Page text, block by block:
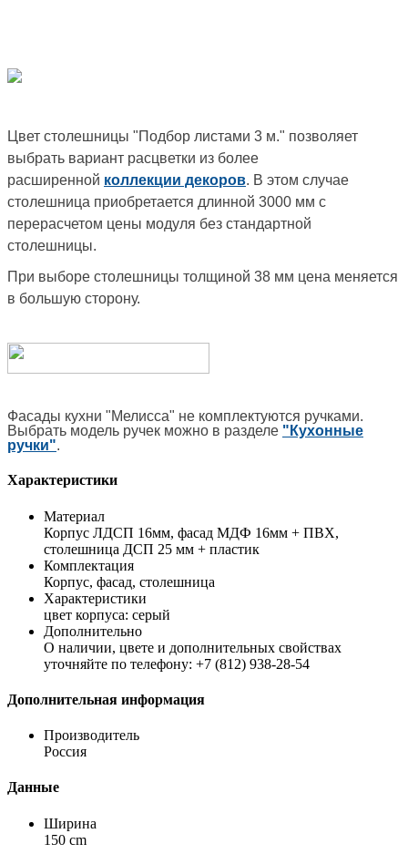
Цвет столешницы "Подбор листами 3 м." позволяет
выбрать вариант расцветки из более
расширенной коллекции декоров. В этом случае
столешница приобретается длинной 3000 мм с
перерасчетом цены модуля без стандартной
столешницы.
При выборе столешницы толщиной 38 мм цена меняется
в большую сторону.
Фасады кухни "Мелисса" не комплектуются ручками.
Выбрать модель ручек можно в разделе "Кухонные
ручки".
Характеристики
Материал
Корпус ЛДСП 16мм, фасад МДФ 16мм + ПВХ,
столешница ДСП 25 мм + пластик
Комплектация
Корпус, фасад, столешница
Характеристики
цвет корпуса: серый
Дополнительно
О наличии, цвете и дополнительных свойствах
уточняйте по телефону: +7 (812) 938-28-54
Дополнительная информация
Производитель
Россия
Данные
Ширина
150 cm